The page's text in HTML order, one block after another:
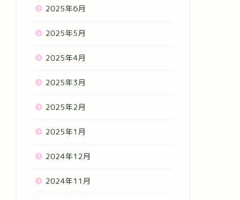
2025年6月
2025年5月
2025年4月
2025年3月
2025年2月
2025年1月
2024年12月
2024年11月